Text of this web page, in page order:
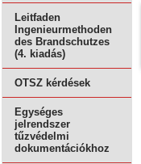
Leitfaden
Ingenieurmethoden
des Brandschutzes
(4. kiadás)
OTSZ kérdések
Egységes
jelrendszer
tűzvédelmi
dokumentációkhoz